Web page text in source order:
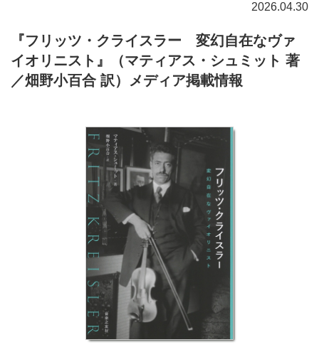
2026.04.30
『フリッツ・クライスラー 変幻自在なヴァ
イオリニスト』（マティアス・シュミット 著
／畑野小百合 訳）メディア掲載情報